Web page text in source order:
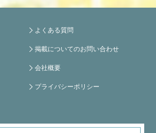
よくある質問
掲載についてのお問い合わせ
会社概要
プライバシーポリシー